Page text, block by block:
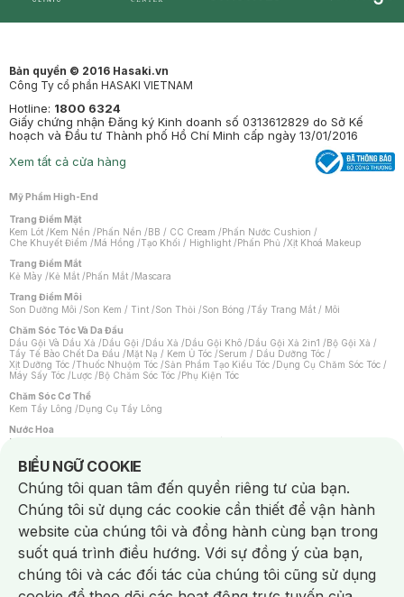
Bản quyền © 2016 Hasaki.vn
Công Ty cổ phần HASAKI VIETNAM
Hotline: 1800 6324
Giấy chứng nhận Đăng ký Kinh doanh số 0313612829 do Sở Kế
hoạch và Đầu tư Thành phố Hồ Chí Minh cấp ngày 13/01/2016
Xem tất cả cửa hàng
Mỹ Phẩm High-End
Trang Điểm Mặt
Kem Lót /Kem Nền /Phấn Nền /BB / CC Cream /Phấn Nước Cushion /
Che Khuyết Điểm /Má Hồng /Tạo Khối / Highlight /Phấn Phủ /Xịt Khoá Makeup
Trang Điểm Mắt
Kẻ Mày /Kẻ Mắt /Phấn Mắt /Mascara
Trang Điểm Môi
Son Dưỡng Môi /Son Kem / Tint /Son Thỏi /Son Bóng /Tẩy Trang Mắt / Môi
Chăm Sóc Tóc Và Da Đầu
Dầu Gội Và Dầu Xả /Dầu Gội /Dầu Xả /Dầu Gội Khô /Dầu Gội Xả 2in1 /Bộ Gội Xả /
Tẩy Tế Bào Chết Da Đầu /Mặt Nạ / Kem Ủ Tóc /Serum / Dầu Dưỡng Tóc /
Xịt Dưỡng Tóc /Thuốc Nhuộm Tóc /Sản Phẩm Tạo Kiểu Tóc /Dụng Cụ Chăm Sóc Tóc /
Máy Sấy Tóc /Lược /Bộ Chăm Sóc Tóc /Phụ Kiện Tóc
Chăm Sóc Cơ Thể
Kem Tẩy Lông /Dụng Cụ Tẩy Lông
Nước Hoa
Nước Hoa Nữ
Chăm Sóc Cá Nhân
Chống Muỗi /Khẩu Trang /Máy Massage/Mặt Nạ Xông Hơi /Nước Rửa Tay/
Sản Phẩm Chăm Sóc Khác /Bàn Chải Đánh Răng /Bàn Chải Điện/
Hỗ Trợ Trắng Răng/Kem Đánh Răng /Máy Tăm Nước/ Nước Súc Miệng/
Tăm / Chỉ Nha Khoa/ Xịt Thơm Miệng / Dung Dịch Vệ Sinh/Dưỡng Vùng Kín/
Khăn Ướt Vệ Sinh Vùng Kín/Băng Vệ Sinh/Tampon/Bọt Cạo Râu /Dao Cạo Râu/
Máy Cạo Râu
Vấn Đề Về Da
Da Dầu / Lỗ Chân Lông To/ Da Khô / Mất Nước/ Da Lão Hóa/ Da Mụn/
Da Nhạy Cảm / Kích Ứng
Da Xỉn Màu Thâm / Nám / Tàn Nhang
BIỂU NGỮ COOKIE
Notice about cookies usage
Chúng tôi quan tâm đến quyền riêng tư của bạn.
Chúng tôi sử dụng các cookie cần thiết để vận hành
website của chúng tôi và đồng hành cùng bạn trong
suốt quá trình điều hướng. Với sự đồng ý của bạn,
chúng tôi và các đối tác của chúng tôi cũng sử dụng